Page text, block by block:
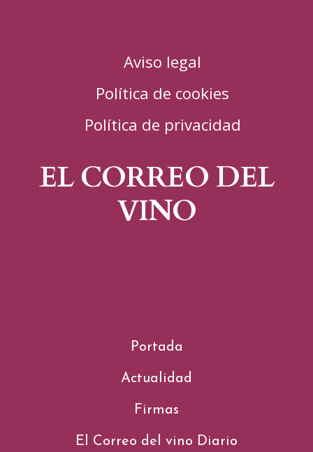
Aviso legal
Política de cookies
Política de privacidad
EL CORREO DEL
VINO
Portada
Actualidad
Firmas
El Correo del vino Diario